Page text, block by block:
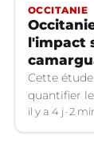
OCCITANIE
l'impact
Cette
quantifier
il y a 4 j 2